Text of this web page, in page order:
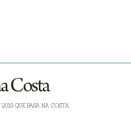
2019 QUE PASA NA COSTA